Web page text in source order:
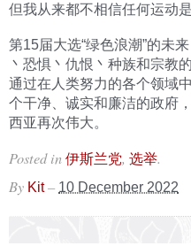
但我从来都不相信任何运动
第15届大选“绿色浪潮”的未
丶恐惧丶仇恨丶种族和宗教
通过在人类努力的各个领域
个干净、诚实和廉洁的政府
西亚再次伟大。
Posted in 伊斯兰党, 选举.
By Kit – 10 December 2022